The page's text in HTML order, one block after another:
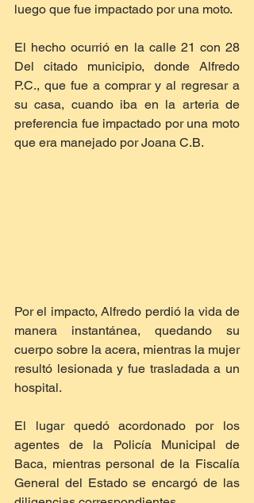
luego que fue impactado por una moto.
El hecho ocurrió en la calle 21 con 28
Del citado municipio, donde Alfredo
P.C., que fue a comprar y al regresar a
su casa, cuando iba en la arteria de
preferencia fue impactado por una moto
que era manejado por Joana C.B.
Por el impacto, Alfredo perdió la vida de
manera instantánea, quedando su
cuerpo sobre la acera, mientras la mujer
resultó lesionada y fue trasladada a un
hospital.
El lugar quedó acordonado por los
agentes de la Policía Municipal de
Baca, mientras personal de la Fiscalía
General del Estado se encargó de las